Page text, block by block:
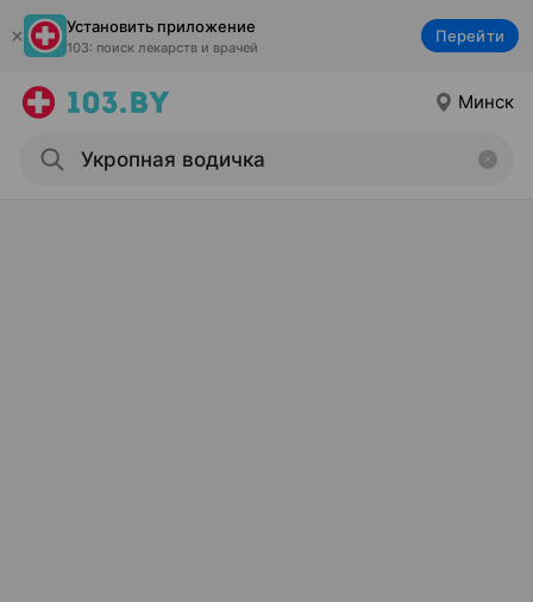
Установить приложение
103: поиск лекарств и врачей
Перейти
Минск